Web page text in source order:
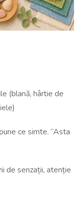
(blană, hârtie de
ce simte. “Asta
de senzații, atenție